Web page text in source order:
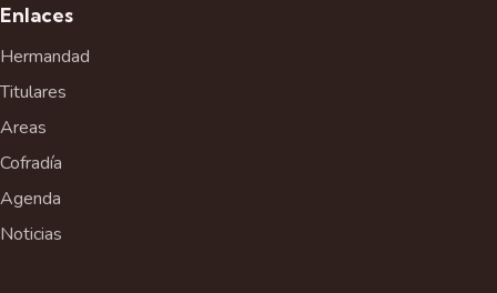
n
t
o
Enlaces
Hermandad
Titulares
Areas
Cofradía
Agenda
Noticias